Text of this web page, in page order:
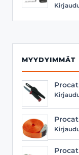
MYYDYIMMÄT